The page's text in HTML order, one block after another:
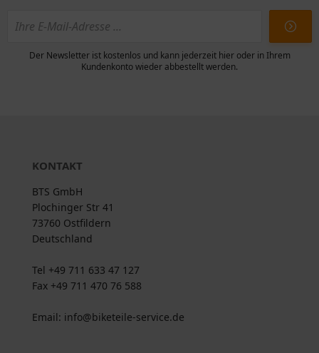
Der Newsletter ist kostenlos und kann jederzeit hier oder in Ihrem
Kundenkonto wieder abbestellt werden.
KONTAKT
BTS GmbH
Plochinger Str 41
73760 Ostfildern
Deutschland
Tel +49 711 633 47 127
Fax +49 711 470 76 588
Email: info@biketeile-service.de